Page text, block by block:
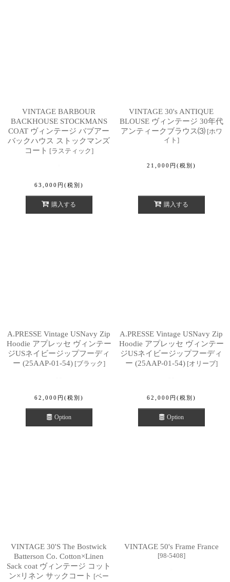
VINTAGE BARBOUR
BACKHOUSE STOCKMANS
COAT ヴィンテージ バブアー
バックハウス ストックマンズ
コート [ラスティック]
63,000 円 (税別)
購入する
VINTAGE 30's ANTIQUE
BLOUSE ヴィンテージ 30年代
アンティークブラウス⑶ [ホワ
イト ]
21,000 円 (税別)
購入する
A.PRESSE Vintage USNavy Zip
Hoodie アプレッセ ヴィンテー
ジUSネイビージップフーディ
ー (25AAP-01-54) [ブラック]
62,000 円 (税別)
Option
A.PRESSE Vintage USNavy Zip
Hoodie アプレッセ ヴィンテー
ジUSネイビージップフーディ
ー (25AAP-01-54) [オリーブ]
62,000 円 (税別)
Option
VINTAGE 30'S The Bostwick
Batterson Co. Cotton×Linen
Sack coat ヴィンテージ コット
ン×リネン サックコート [ベー
VINTAGE 50's Frame France
[98-5408]